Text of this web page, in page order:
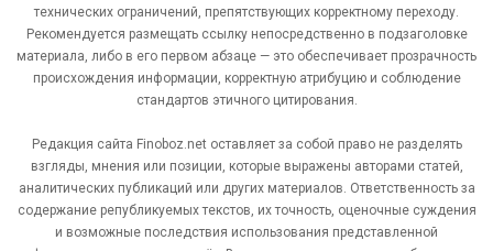
технических ограничений, препятствующих корректному переходу.
Рекомендуется размещать ссылку непосредственно в подзаголовке
материала, либо в его первом абзаце — это обеспечивает прозрачность
происхождения информации, корректную атрибуцию и соблюдение
стандартов этичного цитирования.
Редакция сайта Finoboz.net оставляет за собой право не разделять
взгляды, мнения или позиции, которые выражены авторами статей,
аналитических публикаций или других материалов. Ответственность за
содержание републикуемых текстов, их точность, оценочные суждения
и возможные последствия использования представленной